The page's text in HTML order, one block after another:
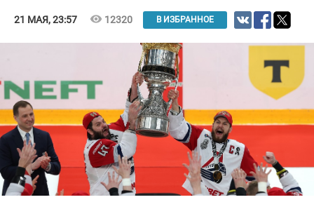
21 МАЯ, 23:57 visibility 12320 В ИЗБРАННОЕ